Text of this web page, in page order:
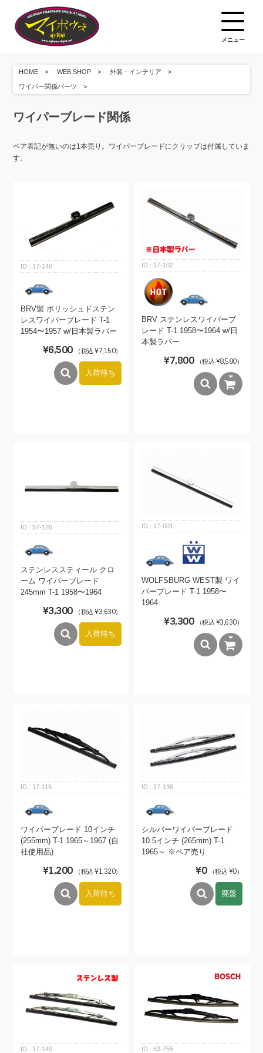
メニュー
HOME WEB SHOP 外装・インテリア
ワイパー関係パーツ
ワイパーブレード関係
ペア表記が無いのは1本売り。ワイパーブレードにクリップは付属していま
す。
17-146
BRV製 ポリッシュドステン
レスワイパーブレード T-1
1954〜1957 w/日本製ラバー
¥6,500 （税込 ¥7,150）
入荷待ち
17-102
BRV ステンレスワイパーブ
レード T-1 1958〜1964 w/日
本製ラバー
¥7,800 （税込 ¥8,580）
57-126
ステンレススティール クロ
ーム ワイパーブレード
245mm T-1 1958〜1964
¥3,300 （税込 ¥3,630）
入荷待ち
17-001
WOLFSBURG WEST製 ワイ
パーブレード T-1 1958〜
1964
¥3,300 （税込 ¥3,630）
17-115
ワイパーブレード 10インチ
(255mm) T-1 1965～1967 (自
社使用品)
¥1,200 （税込 ¥1,320）
入荷待ち
17-136
シルバーワイパーブレード
10.5インチ (265mm) T-1
1965～ ※ペア売り
¥0 （税込 ¥0）
廃盤
17-149 53-755